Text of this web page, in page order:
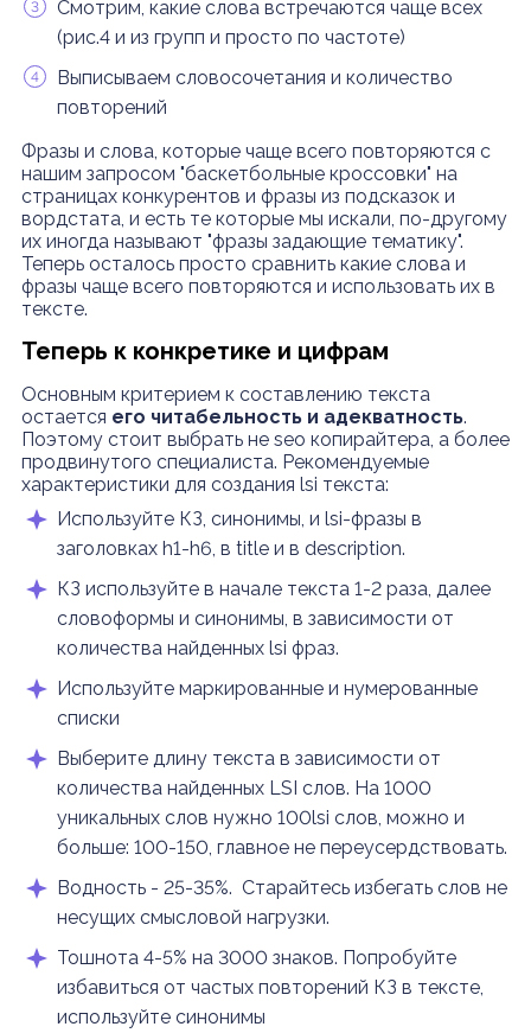
Смотрим, какие слова встречаются чаще всех
(рис.4 и из групп и просто по частоте)
Выписываем словосочетания и количество
повторений
Фразы и слова, которые чаще всего повторяются с
нашим запросом "баскетбольные кроссовки" на
страницах конкурентов и фразы из подсказок и
вордстата, и есть те которые мы искали, по-другому
их иногда называют "фразы задающие тематику".
Теперь осталось просто сравнить какие слова и
фразы чаще всего повторяются и использовать их в
тексте.
Теперь к конкретике и цифрам
Основным критерием к составлению текста
остается его читабельность и адекватность.
Поэтому стоит выбрать не seo копирайтера, а более
продвинутого специалиста. Рекомендуемые
характеристики для создания lsi текста:
Используйте КЗ, синонимы, и lsi-фразы в
заголовках h1-h6, в title и в description.
КЗ используйте в начале текста 1-2 раза, далее
словоформы и синонимы, в зависимости от
количества найденных lsi фраз.
Используйте маркированные и нумерованные
списки
Выберите длину текста в зависимости от
количества найденных LSI слов. На 1000
уникальных слов нужно 100lsi слов, можно и
больше: 100-150, главное не переусердствовать.
Водность - 25-35%. Старайтесь избегать слов не
несущих смысловой нагрузки.
Тошнота 4-5% на 3000 знаков. Попробуйте
избавиться от частых повторений КЗ в тексте,
используйте синонимы